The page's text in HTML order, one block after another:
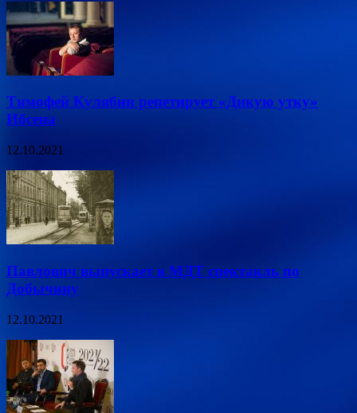
Тимофей Кулябин репетирует «Дикую утку»
Ибсена
12.10.2021
Павлович выпускает в МДТ спектакль по
Добычину
12.10.2021